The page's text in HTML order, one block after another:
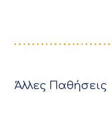
Άλλες Παθήσεις